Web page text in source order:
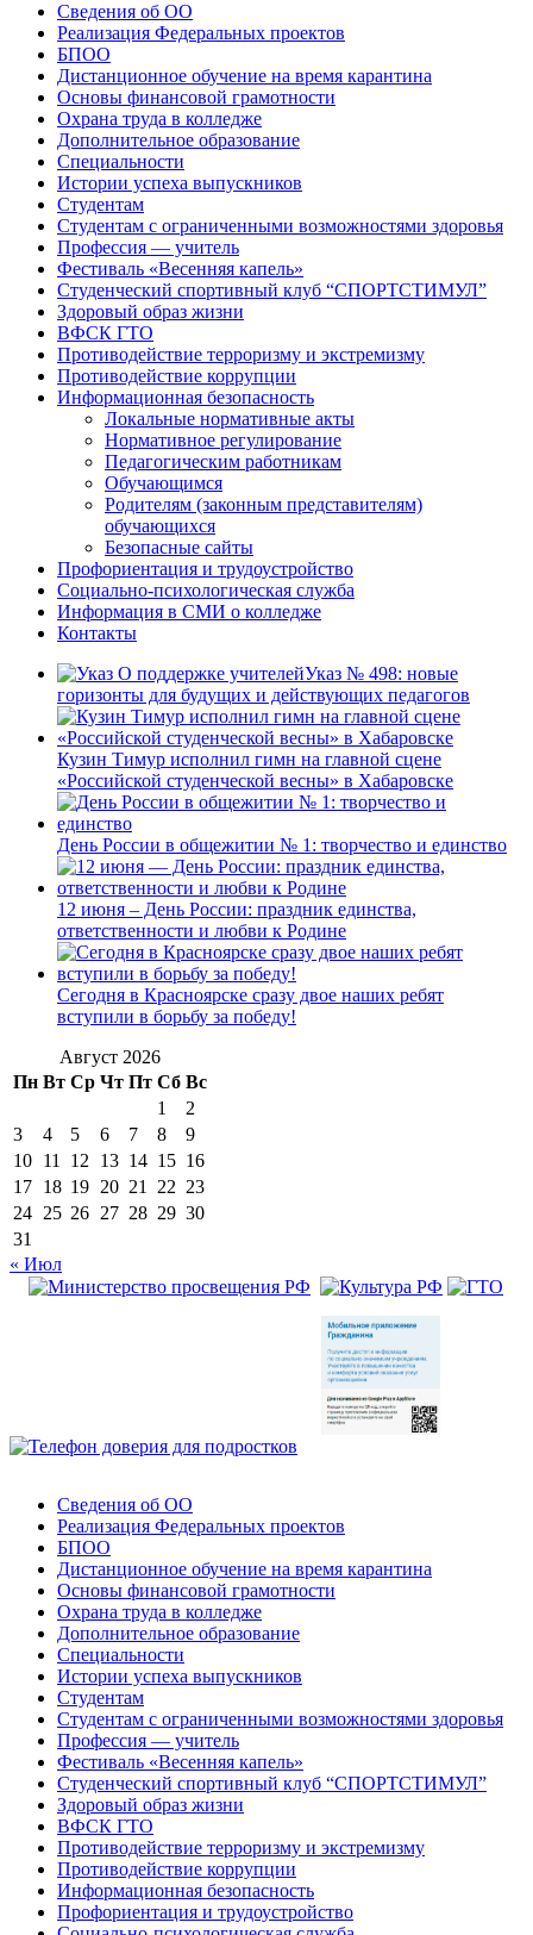
Сведения об ОО
Реализация Федеральных проектов
БПОО
Дистанционное обучение на время карантина
Основы финансовой грамотности
Охрана труда в колледже
Дополнительное образование
Специальности
Истории успеха выпускников
Студентам
Студентам с ограниченными возможностями здоровья
Профессия — учитель
Фестиваль «Весенняя капель»
Студенческий спортивный клуб “СПОРТСТИМУЛ”
Здоровый образ жизни
ВФСК ГТО
Противодействие терроризму и экстремизму
Противодействие коррупции
Информационная безопасность
Локальные нормативные акты
Нормативное регулирование
Педагогическим работникам
Обучающимся
Родителям (законным представителям)
обучающихся
Безопасные сайты
Профориентация и трудоустройство
Социально-психологическая служба
Информация в СМИ о колледже
Контакты
Указ № 498: новые
горизонты для будущих и действующих педагогов
Кузин Тимур исполнил гимн на главной сцене
«Российской студенческой весны» в Хабаровске
День России в общежитии № 1: творчество и единство
12 июня – День России: праздник единства,
ответственности и любви к Родине
Сегодня в Красноярске сразу двое наших ребят
вступили в борьбу за победу!
Август 2026
Пн Вт Ср Чт Пт Сб Вс
1
2
3
4 5 6 7 8
9
10 11 12 13 14 15 16
17 18 19 20 21 22 23
24 25 26 27 28 29 30
31
« Июл
Сведения об ОО
Реализация Федеральных проектов
БПОО
Дистанционное обучение на время карантина
Основы финансовой грамотности
Охрана труда в колледже
Дополнительное образование
Специальности
Истории успеха выпускников
Студентам
Студентам с ограниченными возможностями здоровья
Профессия — учитель
Фестиваль «Весенняя капель»
Студенческий спортивный клуб “СПОРТСТИМУЛ”
Здоровый образ жизни
ВФСК ГТО
Противодействие терроризму и экстремизму
Противодействие коррупции
Информационная безопасность
Профориентация и трудоустройство